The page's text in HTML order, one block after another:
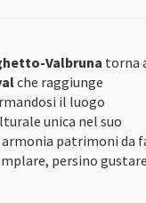
Valbruna torna
che raggiunge
il luogo
unica nel suo
patrimoni da
persino